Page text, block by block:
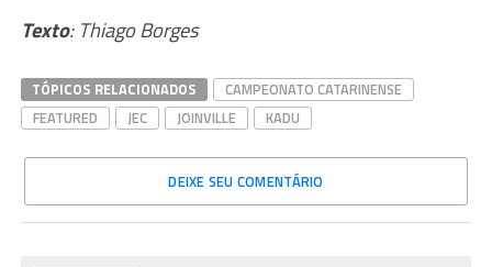
Texto: Thiago Borges
TÓPICOS RELACIONADOS
CAMPEONATO CATARINENSE
FEATURED
JEC JOINVILLE KADU
DEIXE SEU COMENTÁRIO